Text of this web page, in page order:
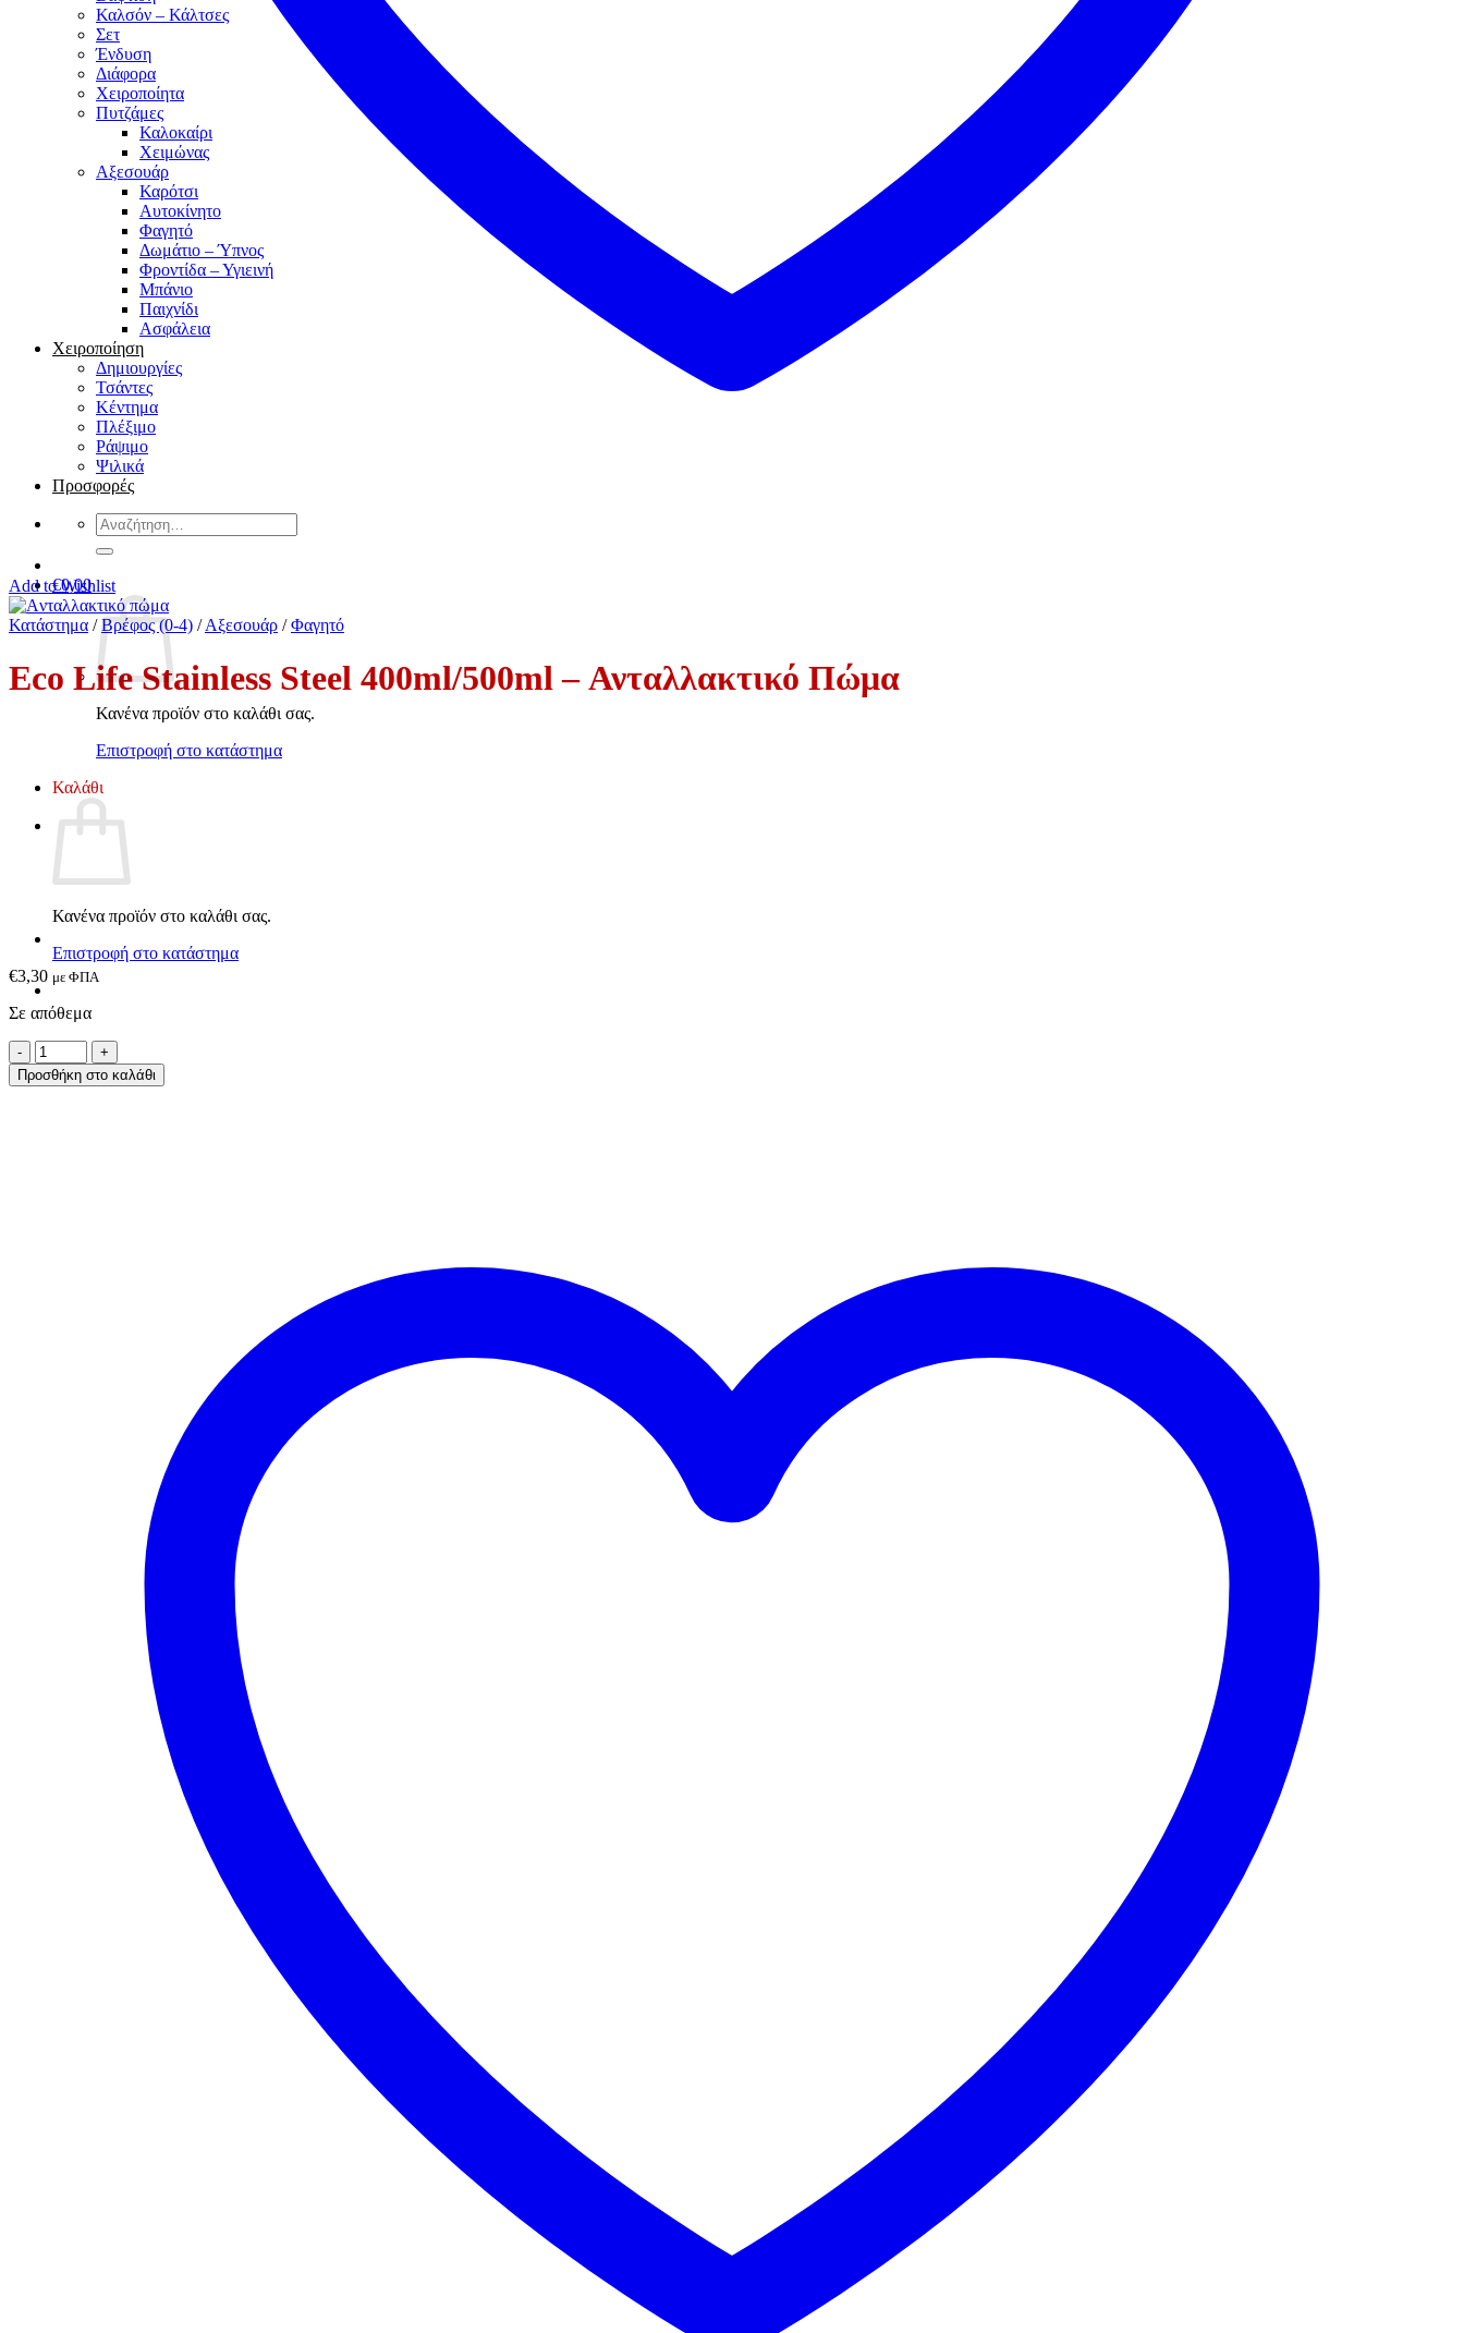
Καλσόν – Κάλτσες
Σετ
Ένδυση
Διάφορα
Χειροποίητα
Πυτζάμες
Καλοκαίρι
Χειμώνας
Αξεσουάρ
Καρότσι
Αυτοκίνητο
Φαγητό
Δωμάτιο – Ύπνος
Φροντίδα – Υγιεινή
Μπάνιο
Παιχνίδι
Ασφάλεια
Χειροποίηση
Δημιουργίες
Τσάντες
Κέντημα
Πλέξιμο
Ράψιμο
Ψιλικά
Προσφορές
Αναζήτηση
για:
€0,00
Κανένα προϊόν στο καλάθι σας.
Επιστροφή στο κατάστημα
Καλάθι
Κανένα προϊόν στο καλάθι σας.
Επιστροφή στο κατάστημα
Add to Wishlist
Κατάστημα / Βρέφος (0-4) / Αξεσουάρ / Φαγητό
Eco Life Stainless Steel 400ml/500ml – Ανταλλακτικό Πώμα
€3,30 με ΦΠΑ
Σε απόθεμα
Eco
Life
Stainless
Προσθήκη στο καλάθι